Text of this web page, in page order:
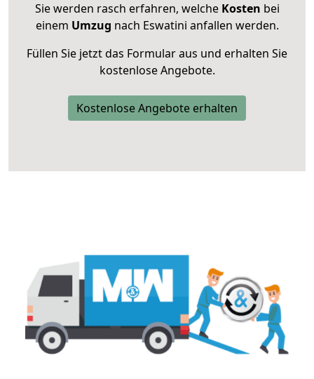
Sie werden rasch erfahren, welche Kosten bei
einem Umzug nach Eswatini anfallen werden.
Füllen Sie jetzt das Formular aus und erhalten Sie
kostenlose Angebote.
Kostenlose Angebote erhalten